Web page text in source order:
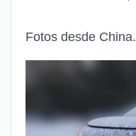
Fotos desde China.